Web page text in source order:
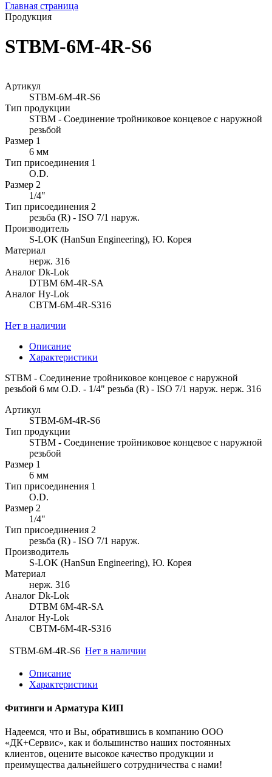
Главная страница
Продукция
STBM-6M-4R-S6
Артикул
STBM-6M-4R-S6
Тип продукции
STBM - Соединение тройниковое концевое с наружной
резьбой
Размер 1
6 мм
Тип присоединения 1
O.D.
Размер 2
1/4"
Тип присоединения 2
резьба (R) - ISO 7/1 наруж.
Производитель
S-LOK (HanSun Engineering), Ю. Корея
Материал
нерж. 316
Аналог Dk-Lok
DTBM 6M-4R-SA
Аналог Hy-Lok
CBTM-6M-4R-S316
Нет в наличии
Описание
Характеристики
STBM - Соединение тройниковое концевое с наружной
резьбой 6 мм O.D. - 1/4" резьба (R) - ISO 7/1 наруж. нерж. 316
Артикул
STBM-6M-4R-S6
Тип продукции
STBM - Соединение тройниковое концевое с наружной
резьбой
Размер 1
6 мм
Тип присоединения 1
O.D.
Размер 2
1/4"
Тип присоединения 2
резьба (R) - ISO 7/1 наруж.
Производитель
S-LOK (HanSun Engineering), Ю. Корея
Материал
нерж. 316
Аналог Dk-Lok
DTBM 6M-4R-SA
Аналог Hy-Lok
CBTM-6M-4R-S316
STBM-6M-4R-S6 Нет в наличии
Описание
Характеристики
Фитинги и Арматура КИП
Надеемся, что и Вы, обратившись в компанию ООО
«ДК+Сервис», как и большинство наших постоянных
клиентов, оцените высокое качество продукции и
преимущества дальнейшего сотрудничества с нами!